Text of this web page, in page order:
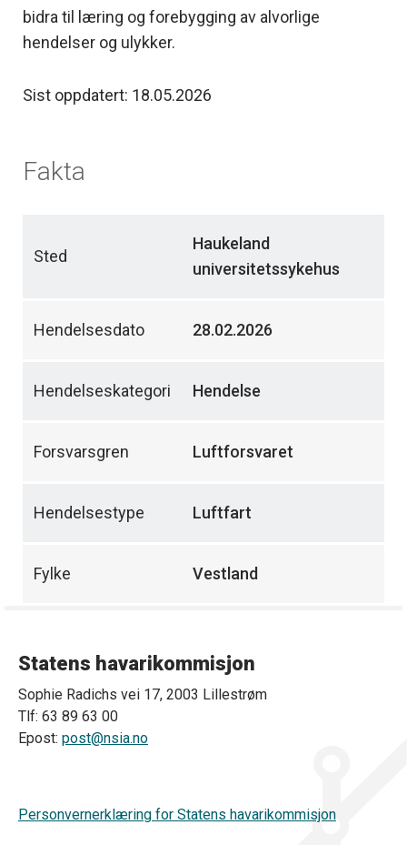
bidra til læring og forebygging av alvorlige
hendelser og ulykker.
Sist oppdatert: 18.05.2026
Fakta
Sted
Haukeland
universitetssykehus
Hendelsesdato 28.02.2026
Hendelseskategori Hendelse
Forsvarsgren Luftforsvaret
Hendelsestype Luftfart
Fylke Vestland
Statens havarikommisjon
Sophie Radichs vei 17, 2003 Lillestrøm
Tlf: 63 89 63 00
Epost: post@nsia.no
Personvernerklæring for Statens havarikommisjon